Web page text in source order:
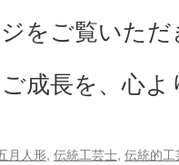
をご覧いた
成長を、心
月人形, 伝統工芸士, 伝統的工